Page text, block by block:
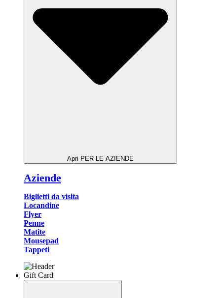
Apri PER LE AZIENDE
Aziende
Biglietti da visita
Locandine
Flyer
Penne
Matite
Mousepad
Tappeti
Gift Card